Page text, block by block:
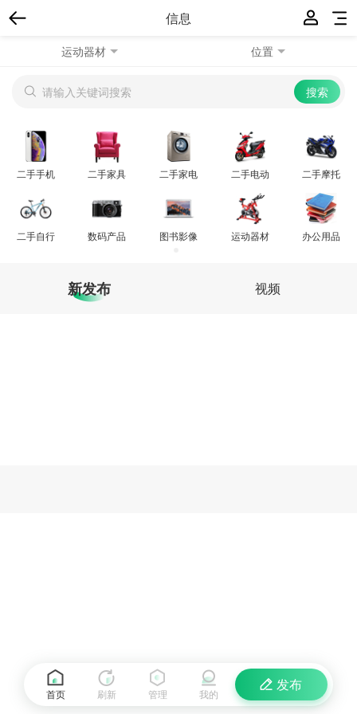
信息
运动器材 位置
二手手机 二手家具 二手家电 二手电动车 二手摩托车
二手自行车 数码产品 图书影像 运动器材 办公用品
新发布 视频
首页 刷新
发布
管理 我的